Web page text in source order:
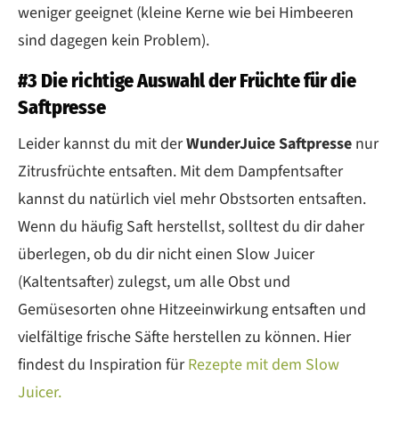
weniger geeignet (kleine Kerne wie bei Himbeeren
sind dagegen kein Problem).
#3 Die richtige Auswahl der Früchte für die
Saftpresse
Leider kannst du mit derWunderJuiceSaftpresse nur
Zitrusfrüchte entsaften. Mit dem Dampfentsafter
kannst du natürlich viel mehr Obstsorten entsaften.
Wenn du häufig Saft herstellst, solltest du dir daher
überlegen, ob du dir nicht einen Slow Juicer
(Kaltentsafter) zulegst, um alle Obst und
Gemüsesorten ohne Hitzeeinwirkung entsaften und
vielfältige frische Säfte herstellen zu können. Hier
findest du Inspiration fürRezepte mit dem Slow
Juicer.